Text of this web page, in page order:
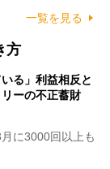
一覧を見る
方
る」利益相反と
ーの不正蓄財
に3000回以上も